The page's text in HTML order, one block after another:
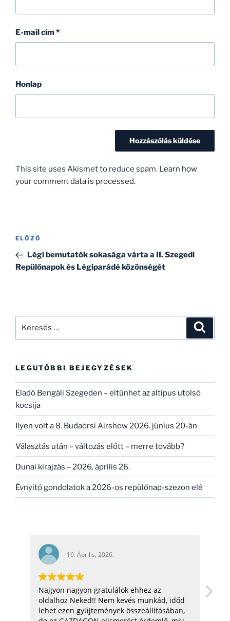
E-mail cím*
Honlap
This site uses Akismet to reduce spam. Learn how
your comment data is processed.
Bejegyzés
Korábbi
bejegyzés
ELŐZŐ
Légi bemutatók sokasága várta a II. Szegedi
Repülőnapok és Légiparádé közönségét
LEGUTÓBBI BEJEGYZÉSEK
Eladó Bengáli Szegeden – eltűnhet az altípus utolsó
kocsija
Ilyen volt a 8. Budaörsi Airshow 2026. június 20-án
Választás után – változás előtt – merre tovább?
Dunai kirajzás – 2026. április 26.
Évnyitó gondolatok a 2026-os repülőnap-szezon elé
16. Április, 2026.
Nagyon nagyon gratulálok ehhez az
oldalhoz Neked!! Nem kevés munkád, időd
lehet ezen gyűjtemények összeállításában,